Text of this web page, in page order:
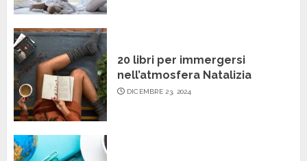
20 libri per immergersi
nell’atmosfera Natalizia
DICEMBRE 23, 2024